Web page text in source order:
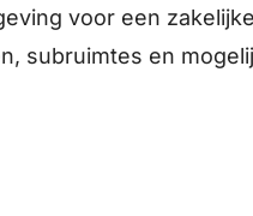
voor een zakelijke
subruimtes en